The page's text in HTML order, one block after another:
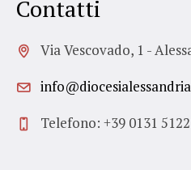
Contatti
Via Vescovado, 1 -
Telefono: +39 0131